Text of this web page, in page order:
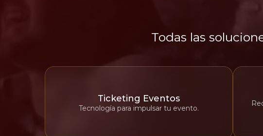
Todas las
Ticketing Eventos
Tecnología para impulsar tu evento.